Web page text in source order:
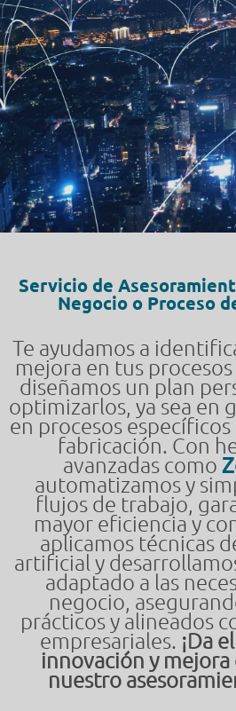
Servicio de
Negocio o Proceso
Te ayudamos a
mejora en tus
diseñamos un plan
optimizarlos, ya sea en
en procesos
fabricación. Con
avanzadas como
automatizamos y
flujos de trabajo,
mayor eficiencia y
aplicamos técnicas
artificial y
adaptado a las
negocio,
prácticos y alineados
empresariales. ¡Da
innovación y
nuestro